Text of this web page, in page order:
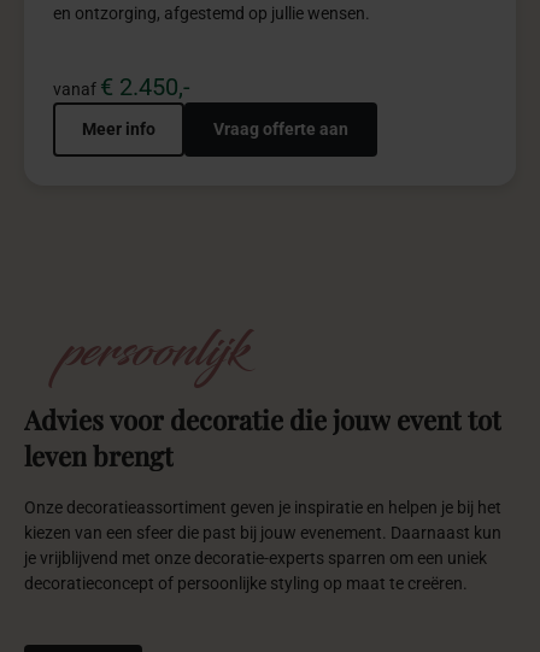
en ontzorging, afgestemd op jullie wensen.
vanaf € 2.450,-
Meer info Vraag offerte aan
persoonlijk
Adviesvoor decoratie diejouw eventtot
levenbrengt
Onze decoratieassortiment geven je inspiratie en helpen je bij het
kiezen van een sfeer die past bij jouw evenement. Daarnaast kun
je vrijblijvend met onze decoratie-experts sparren om een uniek
decoratieconcept of persoonlijke styling op maat te creëren.